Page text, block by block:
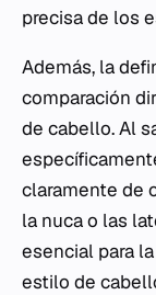
precisa de los
Además, la
comparación
de cabello. Al
claramente de
la nuca o las
esencial para
estilo de